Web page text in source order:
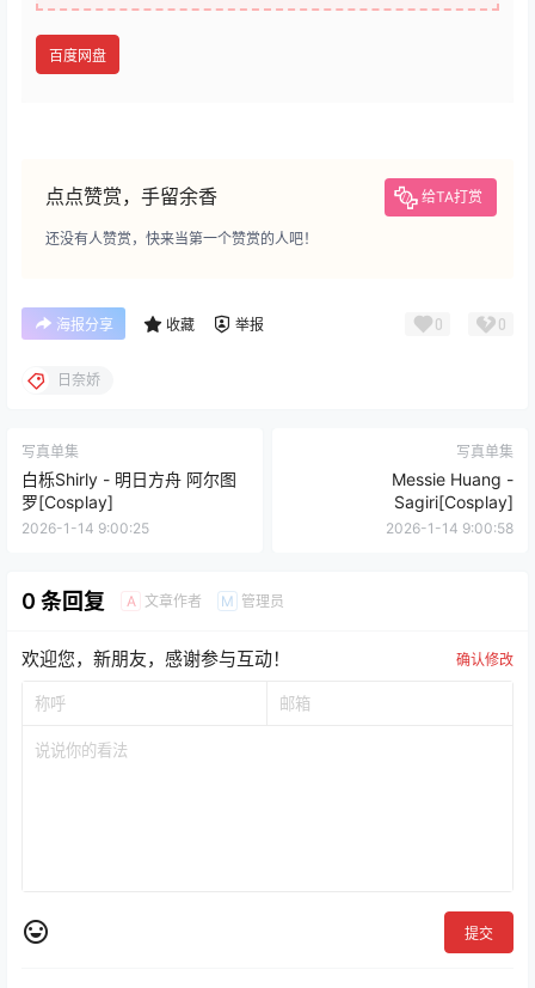
百度网盘
点点赞赏，手留余香 给TA打赏
还没有人赞赏，快来当第一个赞赏的人吧！
海报分享 收藏 举报 0 0
日奈娇
写真单集
白栎Shirly - 明日方舟 阿尔图
罗[Cosplay]
2026-1-14 9:00:25
写真单集
Messie Huang -
Sagiri[Cosplay]
2026-1-14 9:00:58
0 条回复 A 文章作者 M 管理员
欢迎您，新朋友，感谢参与互动！ 确认修改
提交